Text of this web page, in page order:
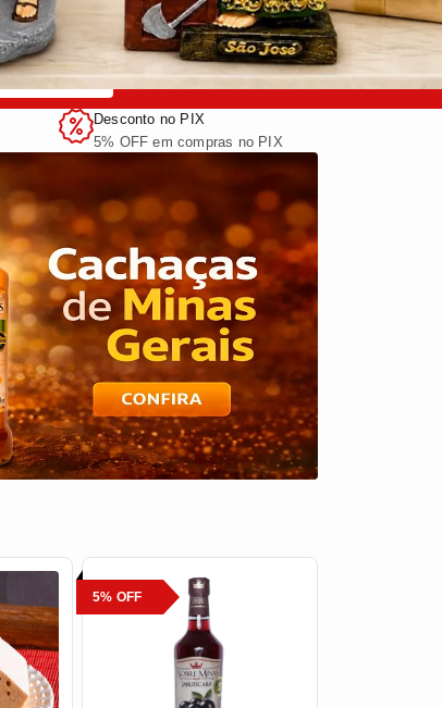
COPIAR
Desconto no PIX
5% OFF em compras no PIX
5% OFF